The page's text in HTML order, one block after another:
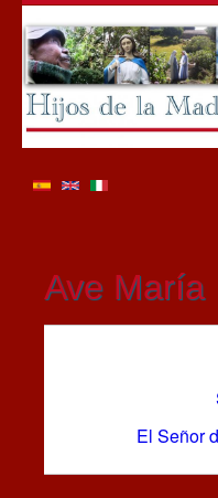
Ave María
Santuarios
El Señor